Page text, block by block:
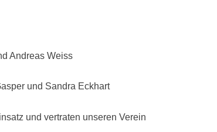
Andreas Weiss
und Sandra Eckhart
und vertraten unseren Verein